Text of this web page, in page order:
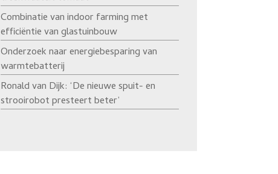
Combinatie van indoor farming met
efficiëntie van glastuinbouw
Onderzoek naar energiebesparing van
warmtebatterij
Ronald van Dijk: ‘De nieuwe spuit- en
strooirobot presteert beter’